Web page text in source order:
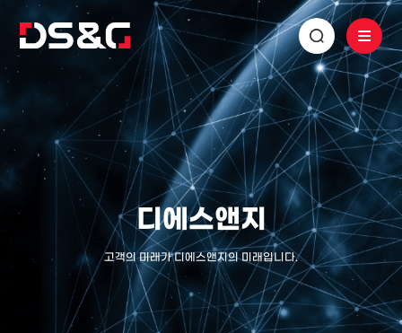
디에스앤지
고객의 미래가 디에스앤지의 미래입니다.